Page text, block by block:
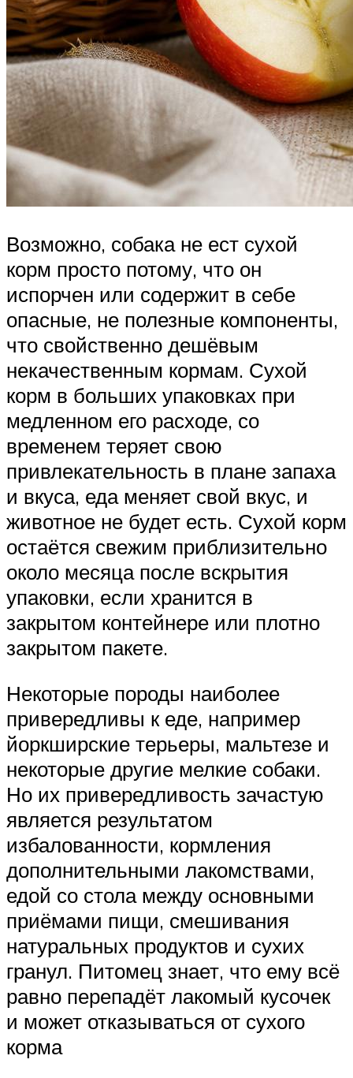
Возможно, собака не ест сухой
корм просто потому, что он
испорчен или содержит в себе
опасные, не полезные компоненты,
что свойственно дешёвым
некачественным кормам. Сухой
корм в больших упаковках при
медленном его расходе, со
временем теряет свою
привлекательность в плане запаха
и вкуса, еда меняет свой вкус, и
животное не будет есть. Сухой корм
остаётся свежим приблизительно
около месяца после вскрытия
упаковки, если хранится в
закрытом контейнере или плотно
закрытом пакете.
Некоторые породы наиболее
привередливы к еде, например
йоркширские терьеры, мальтезе и
некоторые другие мелкие собаки.
Но их привередливость зачастую
является результатом
избалованности, кормления
дополнительными лакомствами,
едой со стола между основными
приёмами пищи, смешивания
натуральных продуктов и сухих
гранул. Питомец знает, что ему всё
равно перепадёт лакомый кусочек
и может отказываться от сухого
корма